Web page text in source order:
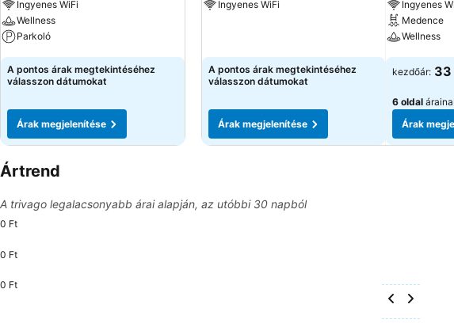
Ingyenes WiFi
Wellness
Parkoló
Árak megjelenítése
A pontos árak megtekintéséhez
válasszon dátumokat
Árak megjelenítése
Ingyenes WiFi
A pontos árak megtekintéséhez
válasszon dátumokat
Árak megjelenítése
Ingyenes
Medence
Wellness
Árak
kezdőár: 33
6 oldal
Árak
Ártrend
A trivago legalacsonyabb árai alapján, az utóbbi 30 napból
0 Ft
0 Ft
0 Ft